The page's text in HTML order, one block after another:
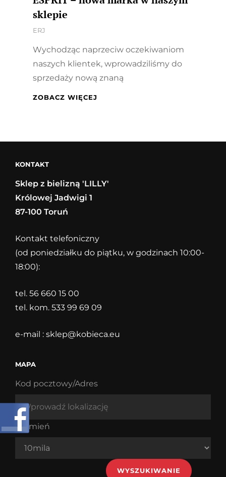
sklepie
By
ERJ
Wychodząc naprzeciw oczekiwaniom
naszych klientek, wprowadziliśmy do
sprzedaży nową znaną
ZOBACZ WIĘCEJ
KONTAKT
Sklep z bielizną 'LILLY'
Królowej Jadwigi 1
87-100 Toruń
Kontakt telefoniczny
(od poniedziałku do piątku, w godzinach 10:00-
18:00):
tel. 56 660 15 00
tel. kom. 533 99 69 09
e-mail : sklep@kobieca.eu
MAPA
Kod pocztowy/Adres
Promień